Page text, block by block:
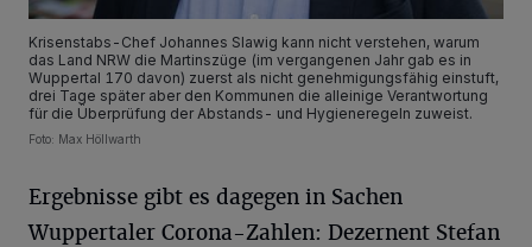
Krisenstabs-Chef Johannes Slawig kann nicht verstehen, warum
das Land NRW die Martinszüge (im vergangenen Jahr gab es in
Wuppertal 170 davon) zuerst als nicht genehmigungsfähig einstuft,
drei Tage später aber den Kommunen die alleinige Verantwortung
für die Überprüfung der Abstands- und Hygieneregeln zuweist.
Foto: Max Höllwarth
Ergebnisse gibt es dagegen in Sachen
Wuppertaler Corona-Zahlen: Dezernent Stefan